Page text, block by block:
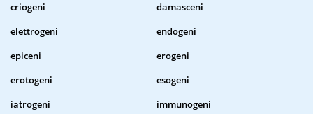
criogeni
damasceni
elettrogeni
endogeni
epiceni
erogeni
erotogeni
esogeni
iatrogeni
immunogeni